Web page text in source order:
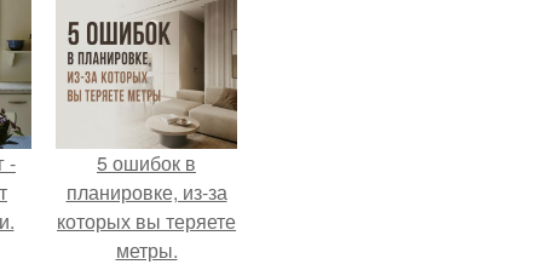
-
5 ошибок в
планировке, из-за
которых вы теряете
метры.